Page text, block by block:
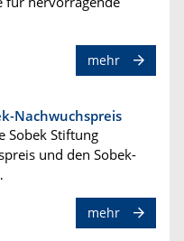
mehr
Nachwuchspreis
Sobek Stiftung
und den Sobek-
mehr